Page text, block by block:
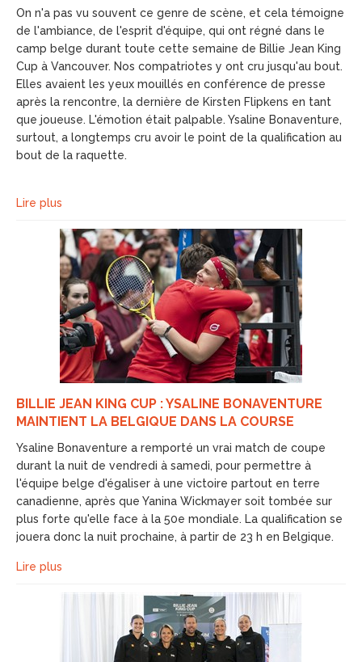
On n'a pas vu souvent ce genre de scène, et cela témoigne
de l'ambiance, de l'esprit d'équipe, qui ont régné dans le
camp belge durant toute cette semaine de Billie Jean King
Cup à Vancouver. Nos compatriotes y ont cru jusqu'au bout.
Elles avaient les yeux mouillés en conférence de presse
après la rencontre, la dernière de Kirsten Flipkens en tant
que joueuse. L'émotion était palpable. Ysaline Bonaventure,
surtout, a longtemps cru avoir le point de la qualification au
bout de la raquette.
Lire plus
BILLIE JEAN KING CUP : YSALINE BONAVENTURE
MAINTIENT LA BELGIQUE DANS LA COURSE
Ysaline Bonaventure a remporté un vrai match de coupe
durant la nuit de vendredi à samedi, pour permettre à
l'équipe belge d'égaliser à une victoire partout en terre
canadienne, après que Yanina Wickmayer soit tombée sur
plus forte qu'elle face à la 50e mondiale. La qualification se
jouera donc la nuit prochaine, à partir de 23 h en Belgique.
Lire plus